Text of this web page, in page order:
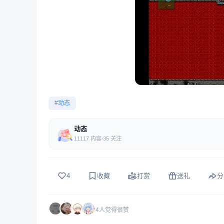
#动态
动态
11117 内容 35 关注
4 收藏 打赏 送礼
4人觉得很赞